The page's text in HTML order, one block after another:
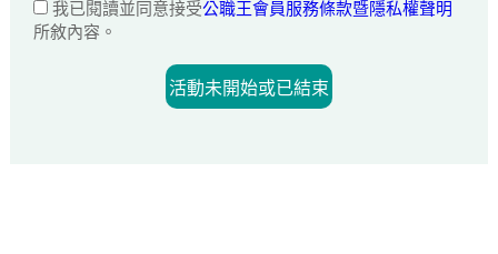
我已閱讀並同意接受公職王會員服務條款暨隱私權聲明
所敘內容。
活動未開始或已結束